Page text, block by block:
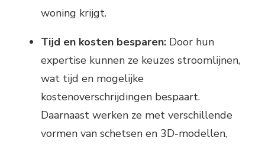
woning krijgt.
Tijd en kosten besparen: Door hun
expertise kunnen ze keuzes stroomlijnen,
wat tijd en mogelijke
kostenoverschrijdingen bespaart.
Daarnaast werken ze met verschillende
vormen van schetsen en 3D-modellen,